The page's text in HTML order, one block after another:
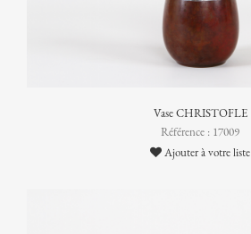
Vase CHRISTOFLE
Référence : 17009
Ajouter à votre liste